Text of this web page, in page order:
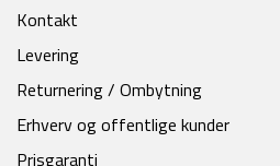
Kontakt
Levering
Returnering / Ombytning
Erhverv og offentlige kunder
Prisgaranti